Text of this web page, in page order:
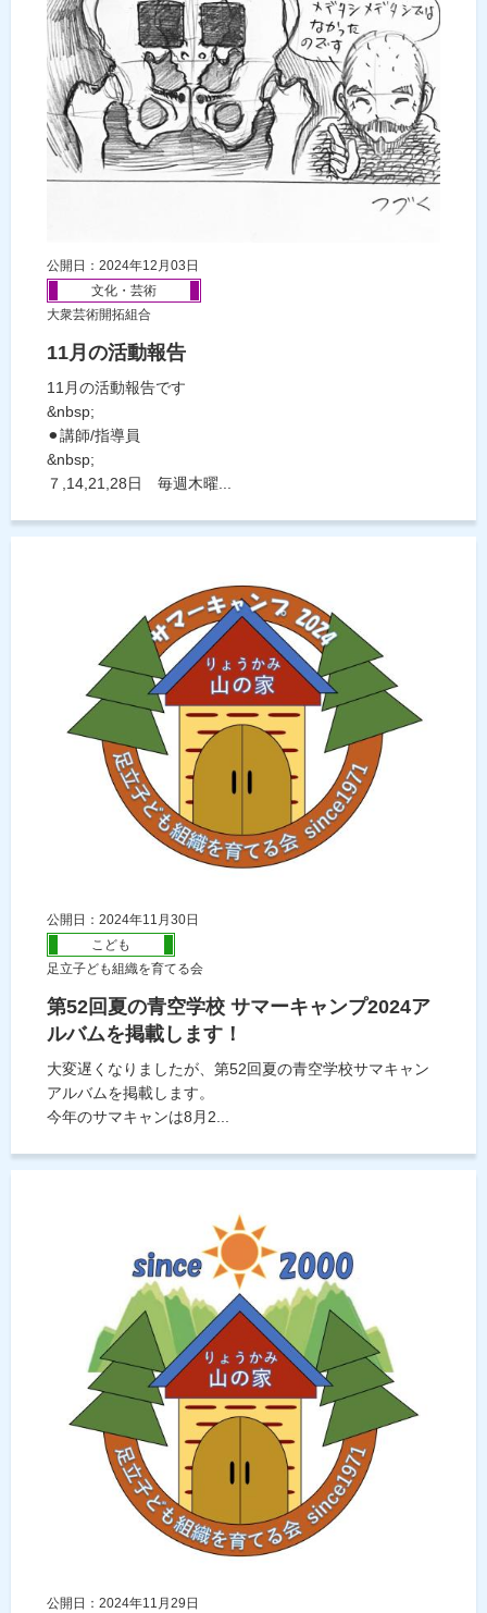
公開日：2024年12月03日
文化・芸術
大衆芸術開拓組合
11月の活動報告
11月の活動報告です
&nbsp;
⚫︎講師/指導員
&nbsp;
７,14,21,28日 毎週木曜...
公開日：2024年11月30日
こども
足立子ども組織を育てる会
第52回夏の青空学校 サマーキャンプ2024ア
ルバムを掲載します！
大変遅くなりましたが、第52回夏の青空学校サマキャン
アルバムを掲載します。
今年のサマキャンは8月2...
公開日：2024年11月29日